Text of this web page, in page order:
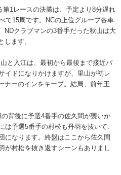
1レースの決勝は、予定より8分遅れ
て15周です。NCの上位グループ各車
NDクラブマンの3番手だった秋山は大
します。
と入江は、最初から最後まで接近バ
イドになりかけますが、里山が初レ
ナーのインをキープ。結局、前年王
背後に予選4番手の佐久間が襲いか
予選5番手の村松も丹羽を抜いて、
になります。終盤はここから佐久間
が村松を抜き返すシーンもありまし